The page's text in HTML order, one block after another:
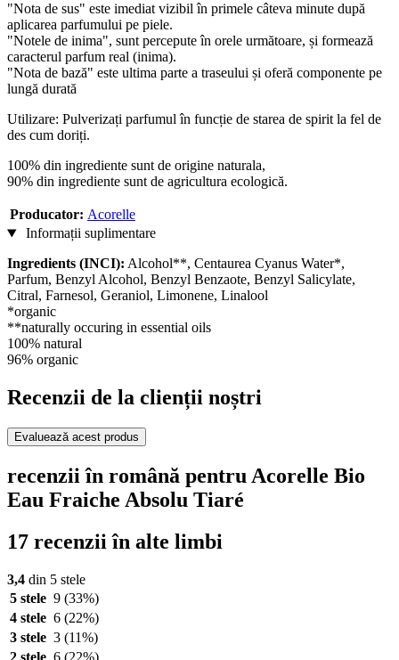
"Nota de sus" este imediat vizibil în primele câteva minute după
aplicarea parfumului pe piele.
"Notele de inima", sunt percepute în orele următoare, și formează
caracterul parfum real (inima).
"Nota de bază" este ultima parte a traseului și oferă componente pe
lungă durată
Utilizare: Pulverizați parfumul în funcție de starea de spirit la fel de
des cum doriți.
100% din ingrediente sunt de origine naturala,
90% din ingrediente sunt de agricultura ecologică.
Producator: Acorelle
Informații suplimentare
Ingredients (INCI): Alcohol**, Centaurea Cyanus Water*,
Parfum, Benzyl Alcohol, Benzyl Benzaote, Benzyl Salicylate,
Citral, Farnesol, Geraniol, Limonene, Linalool
*organic
**naturally occuring in essential oils
100% natural
96% organic
Recenzii de la clienții noștri
Evaluează acest produs
recenzii în română pentru Acorelle Bio
Eau Fraiche Absolu Tiaré
17 recenzii în alte limbi
3,4 din 5 stele
5 stele 9 (33%)
4 stele 6 (22%)
3 stele 3 (11%)
2 stele 6 (22%)